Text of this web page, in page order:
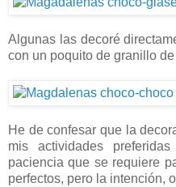
Algunas las decoré
con un poquito de granillo
He de confesar que la
mis actividades
paciencia que se requiere
perfectos, pero la intención,